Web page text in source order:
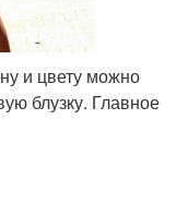
и цвету можно
блузку. Главное